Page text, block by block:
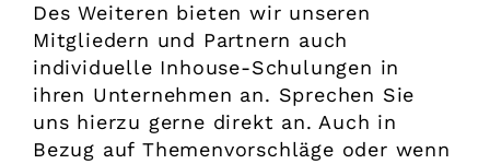
Des Weiteren bieten wir unseren
Mitgliedern und Partnern auch
individuelle Inhouse-Schulungen in
ihren Unternehmen an. Sprechen Sie
uns hierzu gerne direkt an. Auch in
Bezug auf Themenvorschläge oder wenn